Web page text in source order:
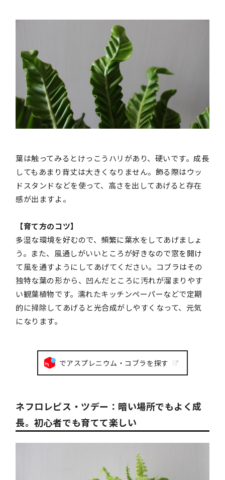
葉は触ってみるとけっこうハリがあり、硬いです。成長
してもあまり背丈は大きくなりません。飾る際はウッ
ドスタンドなどを使って、高さを出してあげると存在
感が出ますよ。
【育て方のコツ】
多湿な環境を好むので、頻繁に葉水をしてあげましょ
う。また、風通しがいいところが好きなので窓を開け
て風を通すようにしてあげてください。コブラはその
独特な葉の形から、凹んだところに汚れが溜まりやす
い観葉植物です。濡れたキッチンペーパーなどで定期
的に掃除してあげると光合成がしやすくなって、元気
になります。
でアスプレニウム・コブラを探す
ネフロレピス・ツデー：暗い場所でもよく成
長。初心者でも育てて楽しい